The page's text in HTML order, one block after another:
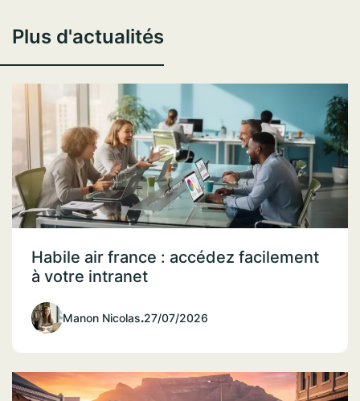
Plus d'actualités
Habile air france : accédez facilement
à votre intranet
Manon Nicolas.27/07/2026